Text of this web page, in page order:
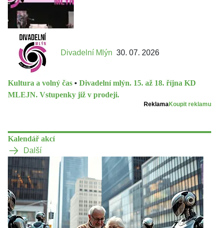
Divadelní Mlýn 30. 07. 2026
Kultura a volný čas • Divadelní mlýn. 15. až 18. října KD
MLEJN. Vstupenky již v prodeji.
ReklamaKoupit reklamu
Kalendář akcí
Další